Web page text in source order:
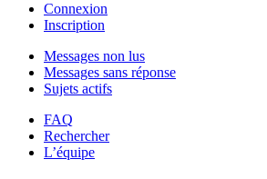
Connexion
Inscription
Messages non lus
Messages sans réponse
Sujets actifs
FAQ
Rechercher
L’équipe